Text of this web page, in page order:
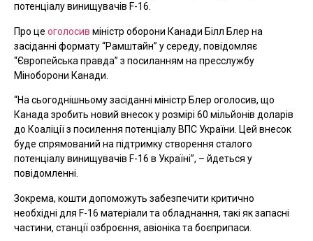
потенціалу винищувачів F-16.
Про це оголосив міністр оборони Канади Білл Блер на
засіданні формату “Рамштайн” у середу, повідомляє
“Європейська правда” з посиланням на пресслужбу
Міноборони Канади.
“На сьогоднішньому засіданні міністр Блер оголосив, що
Канада зробить новий внесок у розмірі 60 мільйонів доларів
до Коаліції з посилення потенціалу ВПС України. Цей внесок
буде спрямований на підтримку створення сталого
потенціалу винищувачів F-16 в Україні”, – йдеться у
повідомленні.
Зокрема, кошти допоможуть забезпечити критично
необхідні для F-16 матеріали та обладнання, такі як запасні
частини, станції озброєння, авіоніка та боєприпаси.